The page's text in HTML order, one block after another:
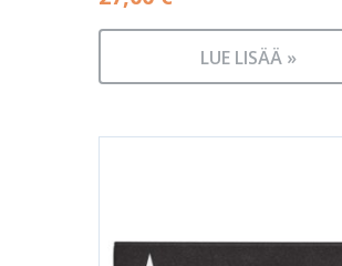
LUE LISÄÄ »